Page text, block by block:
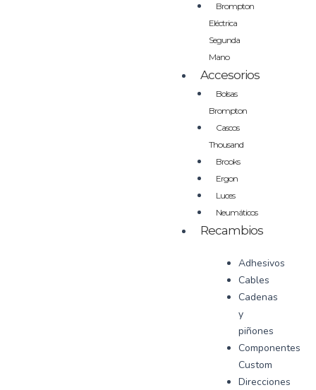
Brompton
Eléctrica
Segunda
Mano
Accesorios
Bolsas
Brompton
Cascos
Thousand
Brooks
Ergon
Luces
Neumáticos
Recambios
Adhesivos
Cables
Cadenas
y
piñones
Componentes
Custom
Direcciones